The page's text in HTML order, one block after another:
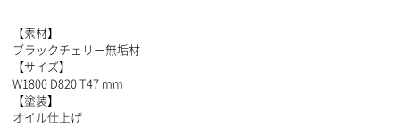
【素材】
ブラックチェリー無垢材
【サイズ】
W1800 D820 T47 mm
【塗装】
オイル仕上げ